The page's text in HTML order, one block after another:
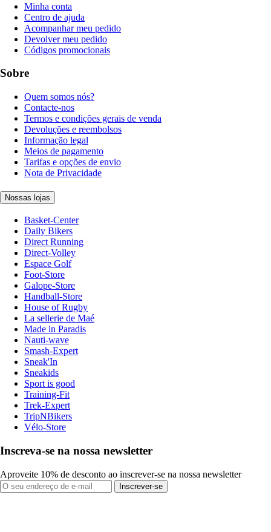
Minha conta
Centro de ajuda
Acompanhar meu pedido
Devolver meu pedido
Códigos promocionais
Sobre
Quem somos nós?
Contacte-nos
Termos e condições gerais de venda
Devoluções e reembolsos
Informação legal
Meios de pagamento
Tarifas e opções de envio
Nota de Privacidade
Nossas lojas
Basket-Center
Daily Bikers
Direct Running
Direct-Volley
Espace Golf
Foot-Store
Galope-Store
Handball-Store
House of Rugby
La sellerie de Maé
Made in Paradis
Nauti-wave
Smash-Expert
Sneak'In
Sneakids
Sport is good
Training-Fit
Trek-Expert
TripNBikers
Vélo-Store
Inscreva-se na nossa newsletter
Aproveite 10% de desconto ao inscrever-se na nossa newsletter
Inscrever-se